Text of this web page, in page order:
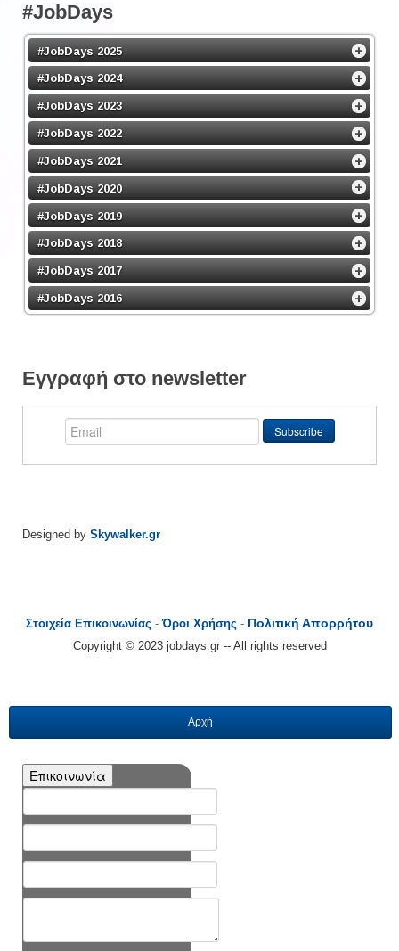
#JobDays
#JobDays 2025
#JobDays 2024
#JobDays 2023
#JobDays 2022
#JobDays 2021
#JobDays 2020
#JobDays 2019
#JobDays 2018
#JobDays 2017
#JobDays 2016
Εγγραφή στο newsletter
Designed by Skywalker.gr
Στοιχεία Επικοινωνίας -Όροι Χρήσης - Πολιτική Απορρήτου
Copyright © 2023 jobdays.gr -- All rights reserved
Αρχή